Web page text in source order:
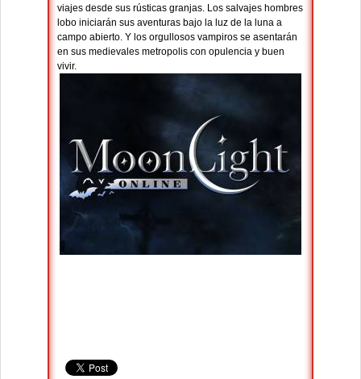
viajes desde sus rústicas granjas. Los salvajes hombres
lobo iniciarán sus aventuras bajo la luz de la luna a
campo abierto. Y los orgullosos vampiros se asentarán
en sus medievales metropolis con opulencia y buen
vivir.